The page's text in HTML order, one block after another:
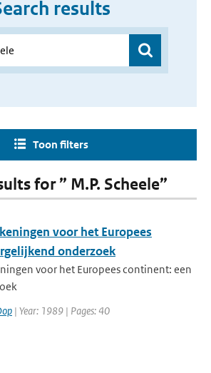
results
Toon filters
for ” M.P. Scheele”
voor het Europees
onderzoek
voor het Europees continent: een
| Year: 1989 | Pages: 40